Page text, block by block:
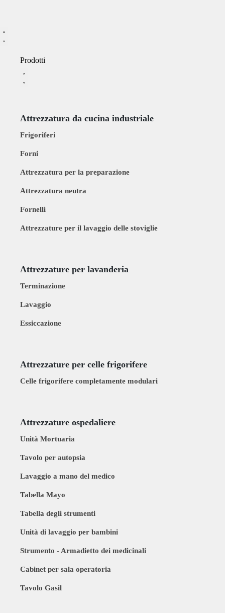
Prodotti
Attrezzatura da cucina industriale
Frigoriferi
Forni
Attrezzatura per la preparazione
Attrezzatura neutra
Fornelli
Attrezzature per il lavaggio delle stoviglie
Attrezzature per lavanderia
Terminazione
Lavaggio
Essiccazione
Attrezzature per celle frigorifere
Celle frigorifere completamente modulari
Attrezzature ospedaliere
Unità Mortuaria
Tavolo per autopsia
Lavaggio a mano del medico
Tabella Mayo
Tabella degli strumenti
Unità di lavaggio per bambini
Strumento - Armadietto dei medicinali
Cabinet per sala operatoria
Tavolo Gasil